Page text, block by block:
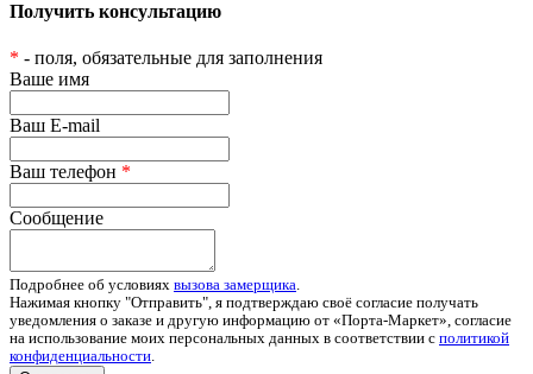
Получить консультацию
* - поля, обязательные для заполнения
Ваше имя
Ваш E-mail
Ваш телефон *
Сообщение
Подробнее об условиях вызова замерщика.
Нажимая кнопку "Отправить", я подтверждаю своё согласие получать
уведомления о заказе и другую информацию от «Порта-Маркет», согласие
на использование моих персональных данных в соответствии с политикой
конфиденциальности.